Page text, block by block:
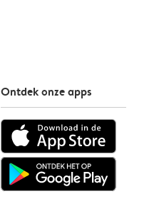
Ontdek onze apps